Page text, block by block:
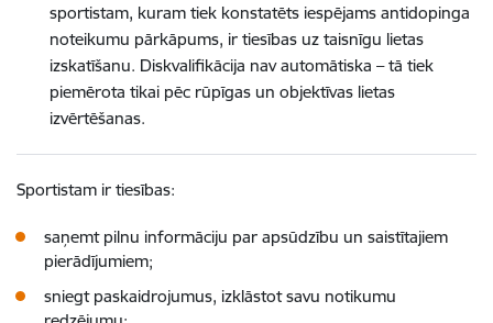
sportistam, kuram tiek konstatēts iespējams antidopinga
noteikumu pārkāpums, ir tiesības uz taisnīgu lietas
izskatīšanu. Diskvalifikācija nav automātiska – tā tiek
piemērota tikai pēc rūpīgas un objektīvas lietas
izvērtēšanas.
Sportistam ir tiesības:
saņemt pilnu informāciju par apsūdzību un saistītajiem
pierādījumiem;
sniegt paskaidrojumus, izklāstot savu notikumu